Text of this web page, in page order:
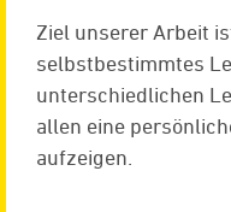
Ziel unserer Arbeit
selbstbestimmtes
unterschiedlichen
allen eine
aufzeigen.